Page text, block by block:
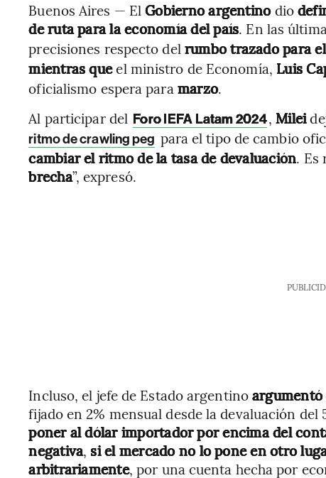
Buenos Aires — ElGobierno argentinodio
de ruta para la economía del país. En las
precisiones respecto del rumbo trazado para
mientras queel ministro de Economía, Luis
oficialismo espera para marzo.
Al participar del Foro IEFA Latam 2024,Milei
ritmo de crawling peg para el tipo de cambio
cambiar el ritmo de la tasa de devaluación. Es
brecha”, expresó.
Incluso, el jefe de Estado argentinoargumentó
fijado en 2% mensual desde la devaluación
poner al dólar importadorpor encima del
negativa, si el mercado no lo pone en otro
arbitrariamente, por una cuenta hecha por